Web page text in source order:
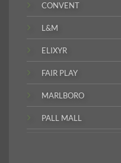
CONVENT
L&M
ELIXYR
FAIR PLAY
MARLBORO
PALL MALL